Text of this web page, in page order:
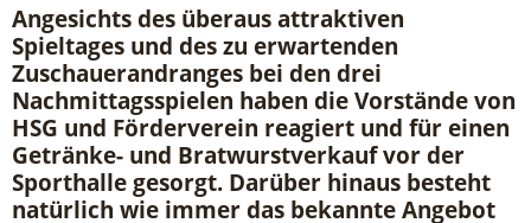
Angesichts des überaus attraktiven
Spieltages und des zu erwartenden
Zuschauerandranges bei den drei
Nachmittagsspielen haben die Vorstände von
HSG und Förderverein reagiert und für einen
Getränke- und Bratwurstverkauf vor der
Sporthalle gesorgt. Darüber hinaus besteht
natürlich wie immer das bekannte Angebot